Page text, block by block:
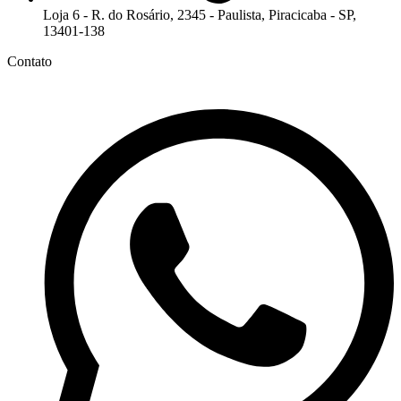
Loja 6 - R. do Rosário, 2345 - Paulista, Piracicaba - SP,
13401-138
Contato